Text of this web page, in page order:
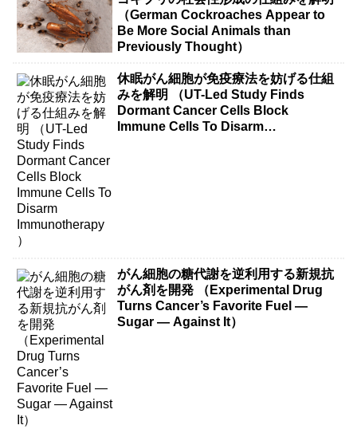
（German Cockroaches Appear to
Be More Social Animals than
Previously Thought）
休眠がん細胞が免疫療法を妨げる仕組
みを解明 （UT-Led Study Finds
Dormant Cancer Cells Block
Immune Cells To Disarm
がん細胞の糖代謝を逆利用する新規抗
がん剤を開発 （Experimental Drug
Turns Cancer’s Favorite Fuel —
Sugar — Against It）